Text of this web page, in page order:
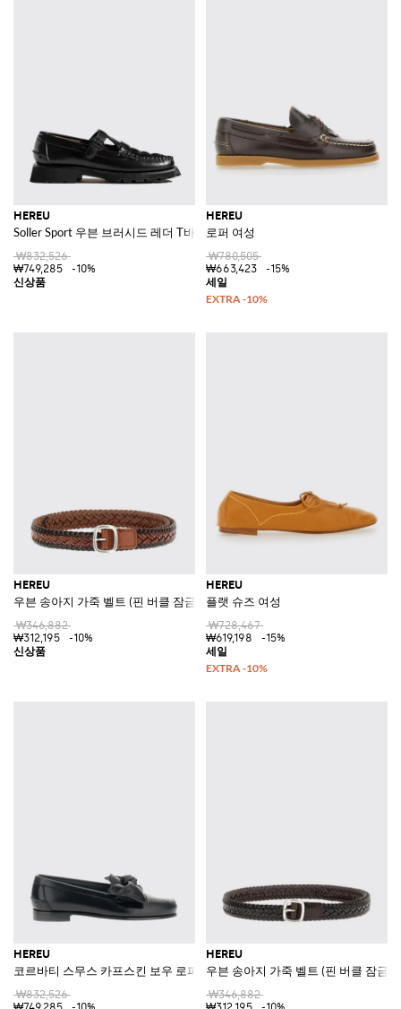
HEREU
Soller Sport 우븐 브러시드 레더 T바 로퍼
₩832,526
₩749,285
-10%
HEREU
로퍼 여성
₩780,505
₩663,423
-15%
HEREU
우븐 송아지 가죽 벨트 (핀 버클 잠금)
₩346,882
₩312,195
-10%
HEREU
플랫 슈즈 여성
₩728,467
₩619,198
-15%
HEREU
코르바티 스무스 카프스킨 보우 로퍼
₩832,526
HEREU
우븐 송아지 가죽 벨트 (핀 버클 잠금)
₩346,882